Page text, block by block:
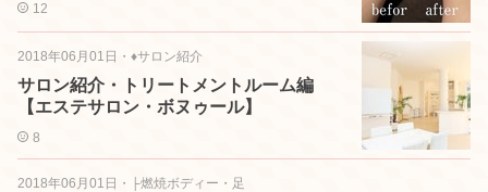
12
2018年06月01日 ・ ♦サロン紹介
サロン紹介・トリートメントルーム編
【エステサロン・ボヌゥール】
8
2018年06月01日 ・ ├燃焼ボディー・足